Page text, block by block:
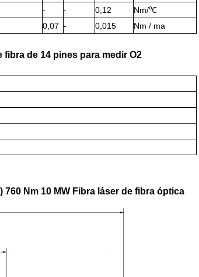
- - 0,12
Nm/℃
0,07 - 0,015 Nm / ma
de 14 pines para medir O2
Nm 10 MW Fibra láser de fibra óptica